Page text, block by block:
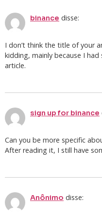
binance disse:
I don’t think the title of your
kidding, mainly because I
article.
sign up for binance
Can you be more specific
After reading it, I still have
Anônimo disse: